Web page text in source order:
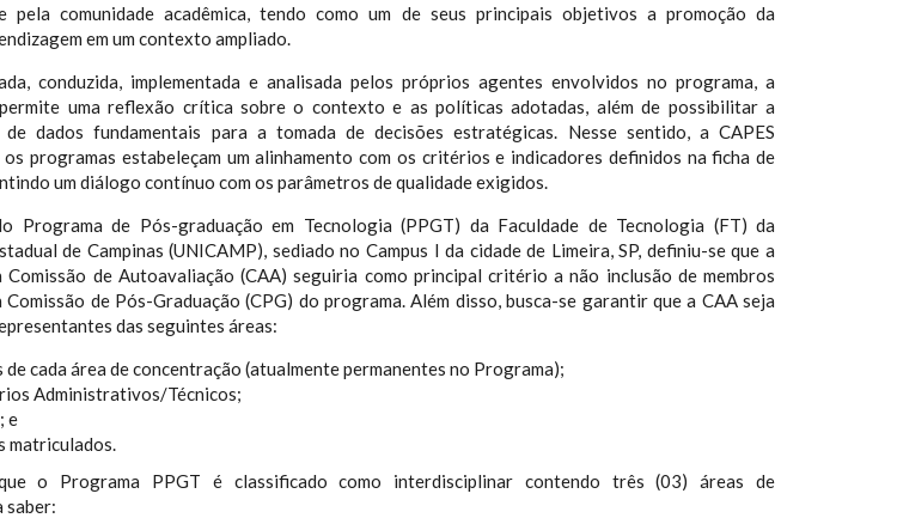
pela comunidade acadêmica, tendo como um de seus principais objetivos a promoção da
em um contexto ampliado.
conduzida, implementada e analisada pelos próprios agentes envolvidos no programa, a
uma reflexão crítica sobre o contexto e as políticas adotadas, além de possibilitar a
de dados fundamentais para a tomada de decisões estratégicas. Nesse sentido, a CAPES
os programas estabeleçam um alinhamento com os critérios e indicadores definidos na ficha de
um diálogo contínuo com os parâmetros de qualidade exigidos.
Programa de Pós-graduação em Tecnologia (PPGT) da Faculdade de Tecnologia (FT) da
de Campinas (UNICAMP), sediado no Campus I da cidade de Limeira, SP, definiu-se que a
de Autoavaliação (CAA) seguiria como principal critério a não inclusão de membros
de Pós-Graduação (CPG) do programa. Além disso, busca-se garantir que a CAA seja
das seguintes áreas:
de cada área de concentração (atualmente permanentes no Programa);
Administrativos/Técnicos;
e
matriculados.
o Programa PPGT é classificado como interdisciplinar contendo três (03) áreas de
saber: